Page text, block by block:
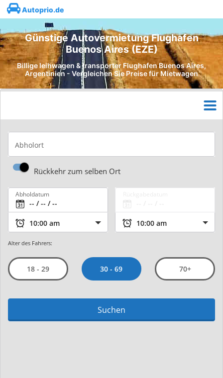
Autoprio.de
Günstige Autovermietung Flughafen
Buenos Aires (EZE)
Billige leihwagen & transporter Flughafen Buenos Aires,
Argentinien - Vergleichen Sie Preise für Mietwagen
Abholort
Rückkehr zum selben Ort
Abholdatum
Alter des Fahrers:
18 - 29 30 - 69 70+
Suchen